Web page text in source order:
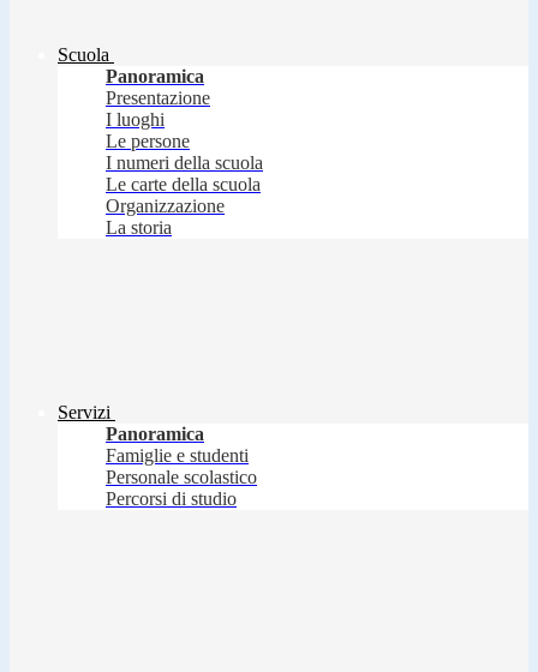
Scuola
Panoramica
Presentazione
I luoghi
Le persone
I numeri della scuola
Le carte della scuola
Organizzazione
La storia
Servizi
Panoramica
Famiglie e studenti
Personale scolastico
Percorsi di studio